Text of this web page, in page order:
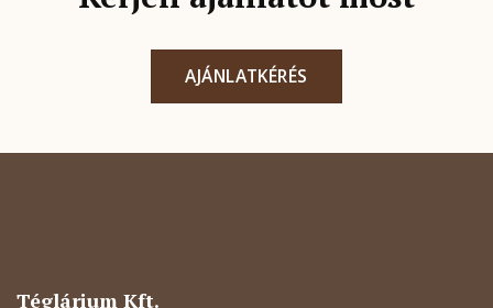
AJÁNLATKÉRÉS
Téglárium Kft.